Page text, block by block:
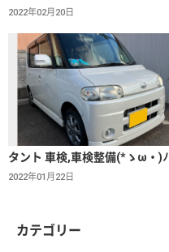
2022年02月20日
タント 車検,車検整備(*ゝω・)ﾉ
2022年01月22日
カテゴリー